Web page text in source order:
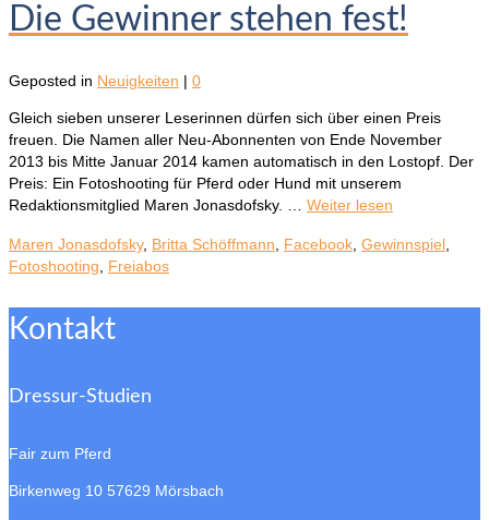
Die Gewinner stehen fest!
Geposted in Neuigkeiten | 0
Gleich sieben unserer Leserinnen dürfen sich über einen Preis
freuen. Die Namen aller Neu-Abonnenten von Ende November
2013 bis Mitte Januar 2014 kamen automatisch in den Lostopf. Der
Preis: Ein Fotoshooting für Pferd oder Hund mit unserem
Redaktionsmitglied Maren Jonasdofsky. … Weiter lesen
Maren Jonasdofsky, Britta Schöffmann Facebook Gewinnspiel
Fotoshooting
Freiabos
Kontakt
Dressur-Studien
Fair zum Pferd
Birkenweg 10 57629 Mörsbach